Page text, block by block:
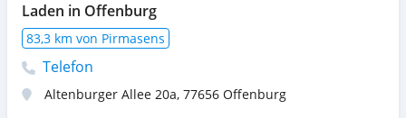
Laden in Offenburg
83,3 km von Pirmasens
Telefon
Altenburger Allee 20a, 77656 Offenburg